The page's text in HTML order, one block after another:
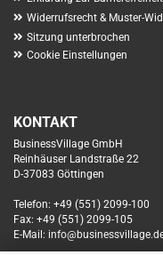
Widerrufsrecht & Muster-
Sitzung unterbrochen
Cookie Einstellungen
KONTAKT
BusinessVillage GmbH
Reinhäuser Landstraße 22
D-37083 Göttingen
Telefon: +49 (551) 2099-100
Fax: +49 (551) 2099-105
E-Mail: